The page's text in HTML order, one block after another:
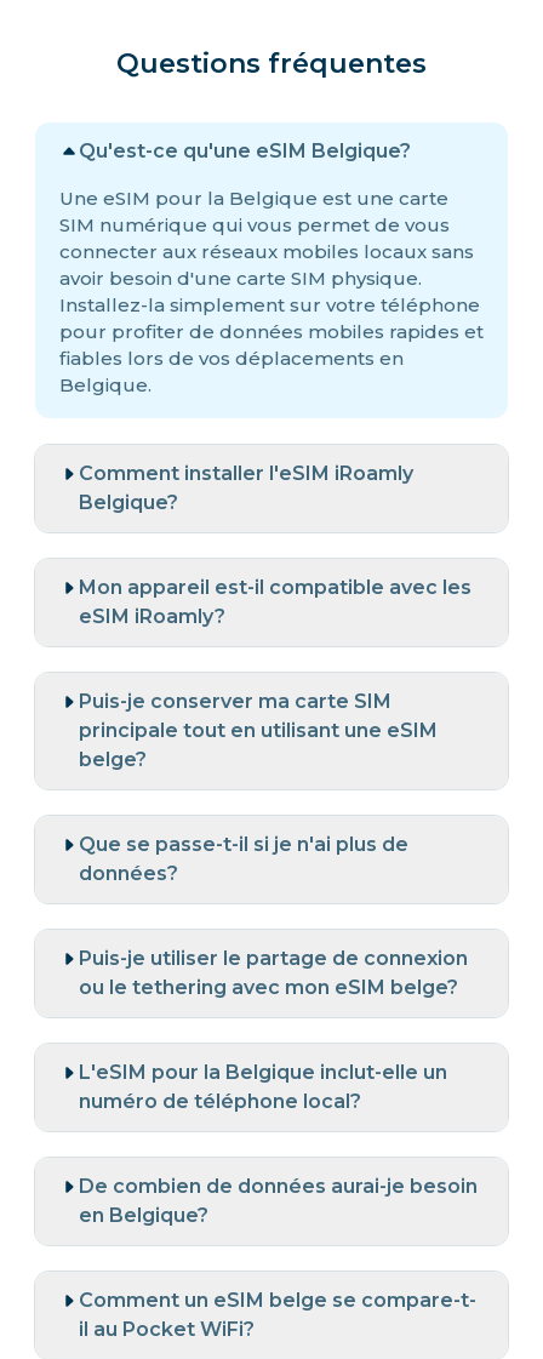
Questions fréquentes
Qu'est-ce qu'une eSIM Belgique?
Une eSIM pour la Belgique est une carte
SIM numérique qui vous permet de vous
connecter aux réseaux mobiles locaux sans
avoir besoin d'une carte SIM physique.
Installez-la simplement sur votre téléphone
pour profiter de données mobiles rapides et
fiables lors de vos déplacements en
Belgique.
Comment installer l'eSIM iRoamly
Belgique?
Mon appareil est-il compatible avec les
eSIM iRoamly?
Puis-je conserver ma carte SIM
principale tout en utilisant une eSIM
belge?
Que se passe-t-il si je n'ai plus de
données?
Puis-je utiliser le partage de connexion
ou le tethering avec mon eSIM belge?
L'eSIM pour la Belgique inclut-elle un
numéro de téléphone local?
De combien de données aurai-je besoin
en Belgique?
Comment un eSIM belge se compare-t-
il au Pocket WiFi?